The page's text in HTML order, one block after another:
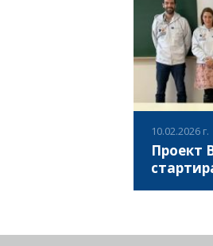
сигурни
социалните медии?
предоставя
обучение,
спортни
увреждания
ВИЖ
10.02.2026 г.
Проект